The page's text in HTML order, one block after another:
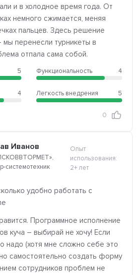
и в холодное время года. От
немного сжимается, меняя
пальцев. Здесь решение
перенесли турникеты в
отпала сама собой.
5
4
Функциональность 4
Легкость внедрения 5
0
Иванов
системотехник
Опыт
использования:
2+ лет
удобно работать с
Программное исполнение
куча – выбирай не хочу! Если
надо (хотя мне сложно себе это
самостоятельно создать форму
сотрудников проблем не